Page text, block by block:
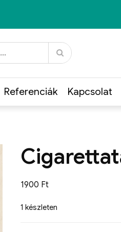
Referenciák Kapcsolat
1900 Ft
1 készleten